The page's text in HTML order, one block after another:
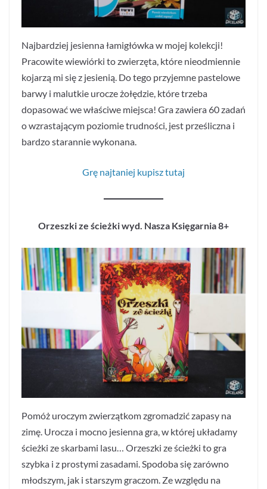
Najbardziej jesienna łamigłówka w mojej kolekcji!
Pracowite wiewiórki to zwierzęta, które nieodmiennie
kojarzą mi się z jesienią. Do tego przyjemne pastelowe
barwy i malutkie urocze żołędzie, które trzeba
dopasować we właściwe miejsca! Gra zawiera 60 zadań
o wzrastającym poziomie trudności, jest prześliczna i
bardzo starannie wykonana.
Grę najtaniej kupisz tutaj
Orzeszki ze ścieżki wyd. Nasza Księgarnia 8+
Pomóż uroczym zwierzątkom zgromadzić zapasy na
zimę. Urocza i mocno jesienna gra, w której układamy
ścieżki ze skarbami lasu… Orzeszki ze ścieżki to gra
szybka i z prostymi zasadami. Spodoba się zarówno
młodszym, jak i starszym graczom. Ze względu na